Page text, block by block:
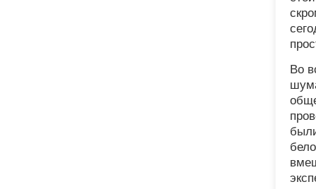
Во